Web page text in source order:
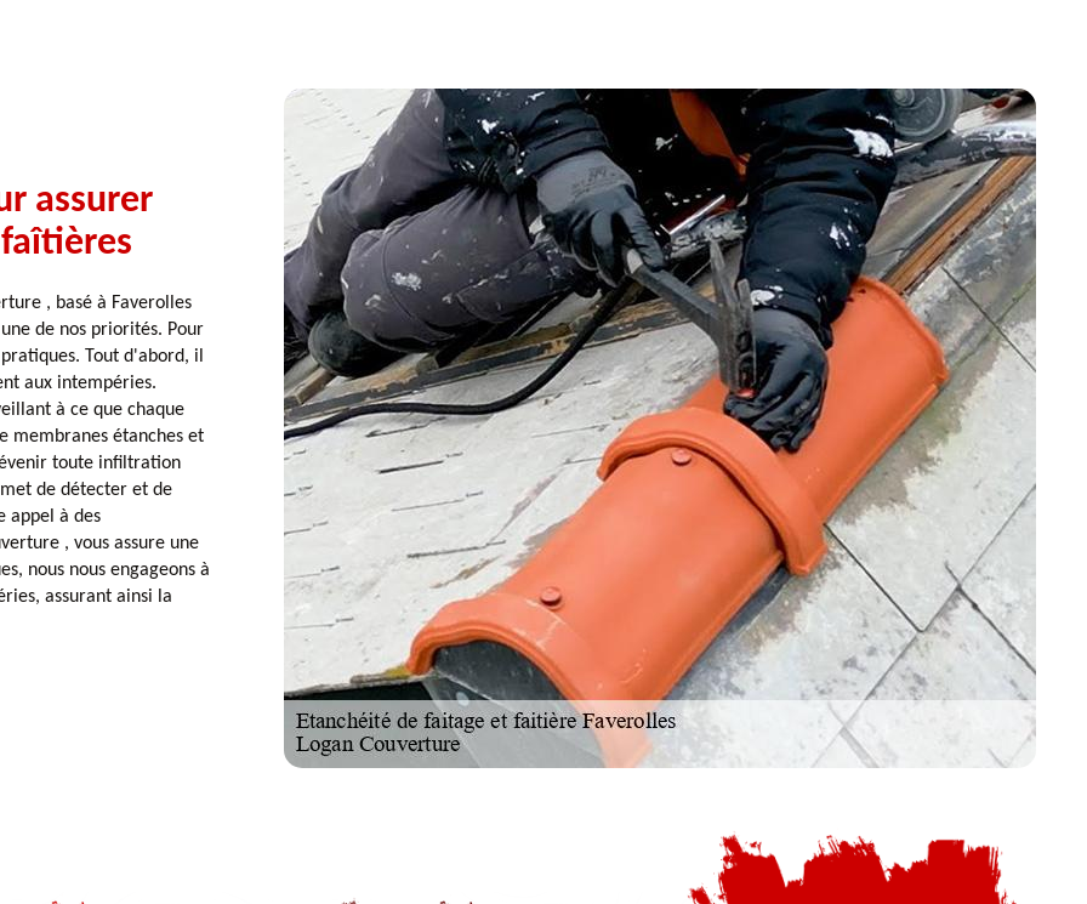
assurer
, basé à Faverolles
de nos priorités. Pour
Tout d'abord, il
aux intempéries.
à ce que chaque
membranes étanches et
toute infiltration
de détecter et de
appel à des
, vous assure une
nous nous engageons à
assurant ainsi la